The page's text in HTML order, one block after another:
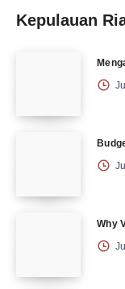
Kepulauan
Why